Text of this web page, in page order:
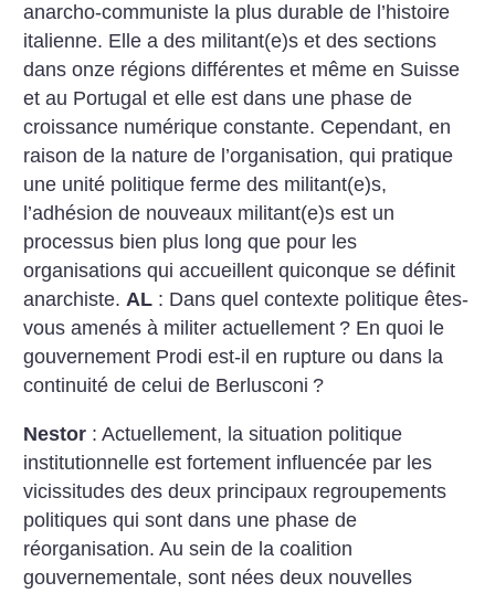
anarcho-communiste la plus durable de l’histoire
italienne. Elle a des militant(e)s et des sections
dans onze régions différentes et même en Suisse
et au Portugal et elle est dans une phase de
croissance numérique constante. Cependant, en
raison de la nature de l’organisation, qui pratique
une unité politique ferme des militant(e)s,
l’adhésion de nouveaux militant(e)s est un
processus bien plus long que pour les
organisations qui accueillent quiconque se définit
anarchiste. AL : Dans quel contexte politique êtes-
vous amenés à militer actuellement ? En quoi le
gouvernement Prodi est-il en rupture ou dans la
continuité de celui de Berlusconi ?
Nestor : Actuellement, la situation politique
institutionnelle est fortement influencée par les
vicissitudes des deux principaux regroupements
politiques qui sont dans une phase de
réorganisation. Au sein de la coalition
gouvernementale, sont nées deux nouvelles